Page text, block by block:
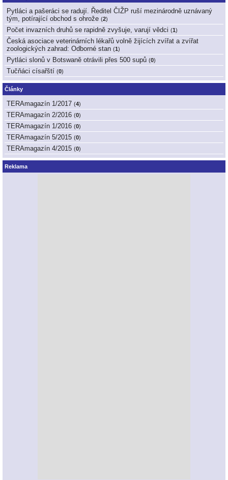
Pytláci a pašeráci se radují. Ředitel ČIŽP ruší mezinárodně uznávaný
tým, potírající obchod s ohrože (2)
Počet invazních druhů se rapidně zvyšuje, varují vědci (1)
Česká asociace veterinárních lékařů volně žijících zvířat a zvířat
zoologických zahrad: Odborné stan (1)
Pytláci slonů v Botswaně otrávili přes 500 supů (0)
Tučňáci císařští (0)
Články
TERAmagazín 1/2017 (4)
TERAmagazín 2/2016 (0)
TERAmagazín 1/2016 (0)
TERAmagazín 5/2015 (0)
TERAmagazín 4/2015 (0)
Reklama